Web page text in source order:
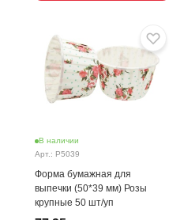
В наличии
Арт.: P5039
Форма бумажная для
выпечки (50*39 мм) Розы
крупные 50 шт/уп